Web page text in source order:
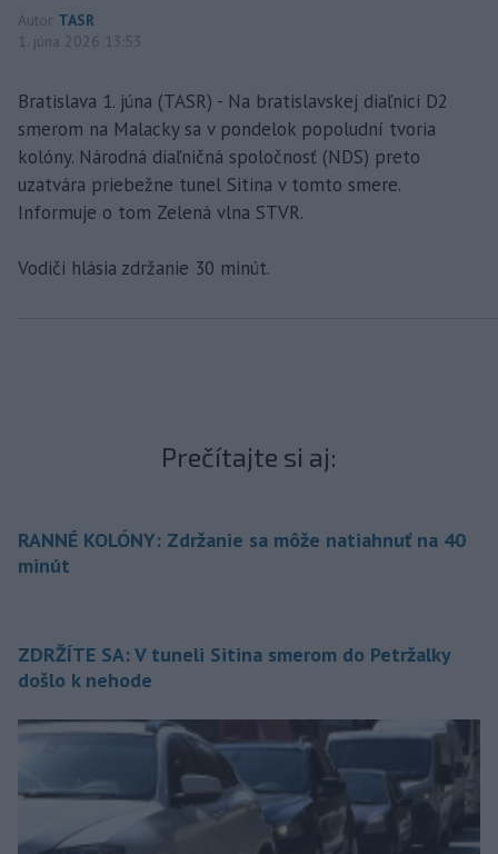
Autor TASR
1. júna 2026 13:53
Bratislava 1. júna (TASR) - Na bratislavskej diaľnici D2
smerom na Malacky sa v pondelok popoludní tvoria
kolóny. Národná diaľničná spoločnosť (NDS) preto
uzatvára priebežne tunel Sitina v tomto smere.
Informuje o tom Zelená vlna STVR.
Vodiči hlásia zdržanie 30 minút.
Prečítajte si aj:
RANNÉ KOLÓNY: Zdržanie sa môže natiahnuť na 40
minút
ZDRŽÍTE SA: V tuneli Sitina smerom do Petržalky
došlo k nehode